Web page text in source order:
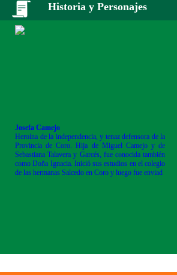
Historia y Personajes
Josefa Camejo
Heroína de la independencia, y tenaz defensora de la
Provincia de Coro. Hija de Miguel Camejo y de
Sebastiana Talavera y Garcés, fue conocida también
como Doña Ignacia. Inició sus estudios en el colegio
de las hermanas Salcedo en Coro y luego fue enviad